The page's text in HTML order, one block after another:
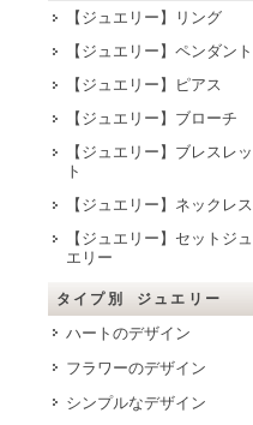
【ジュエリー】リング
【ジュエリー】ペンダント
【ジュエリー】ピアス
【ジュエリー】ブローチ
【ジュエリー】ブレスレッ
ト
【ジュエリー】ネックレス
【ジュエリー】セットジュ
エリー
タイプ別 ジュエリー
ハートのデザイン
フラワーのデザイン
シンプルなデザイン